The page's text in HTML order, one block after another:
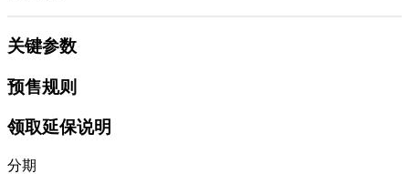
关键参数
预售规则
领取延保说明
分期